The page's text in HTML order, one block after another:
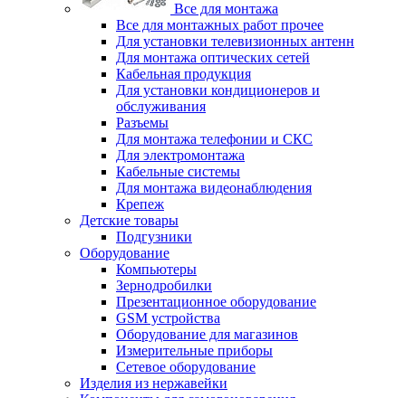
Все для монтажа
Все для монтажных работ прочее
Для установки телевизионных антенн
Для монтажа оптических сетей
Кабельная продукция
Для установки кондиционеров и
обслуживания
Разъемы
Для монтажа телефонии и СКС
Для электромонтажа
Кабельные системы
Для монтажа видеонаблюдения
Крепеж
Детские товары
Подгузники
Оборудование
Компьютеры
Зернодробилки
Презентационное оборудование
GSM устройства
Оборудование для магазинов
Измерительные приборы
Сетевое оборудование
Изделия из нержавейки